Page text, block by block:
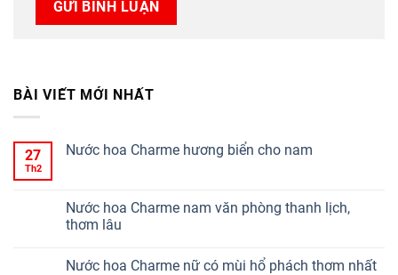
BÀI VIẾT MỚI NHẤT
27
Th2
Nước hoa Charme hương biển cho nam
Nước hoa Charme nam văn phòng thanh lịch,
thơm lâu
Nước hoa Charme nữ có mùi hổ phách thơm nhất